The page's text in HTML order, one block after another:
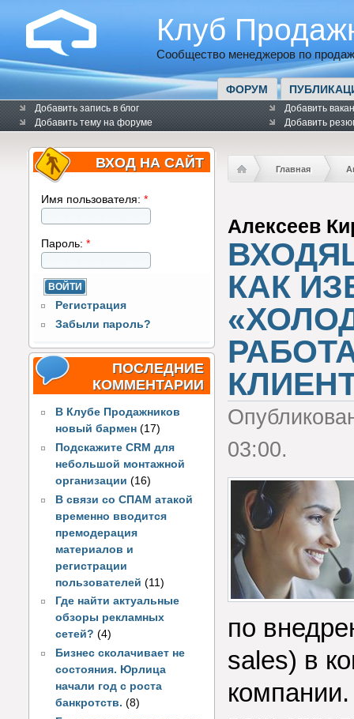
Клуб
Сообщество менеджеров по
ФОРУМ
Добавить запись в блог
Добавить тему на форуме
Добавить
Добавить
ВХОД НА САЙТ
Имя пользователя: *
Пароль: *
Регистрация
Забыли пароль?
ПОСЛЕДНИЕ
КОММЕНТАРИИ
В Клубе Продажников
новый бармен (17)
Подскажите CRM для
небольшой монтажной
организации (16)
В связи со СПАМ атакой
временно вводится
премодерация
материалов и
регистрации
пользователей(11)
Где найти актуальные
обзоры рекламных
сетей? (4)
Бизнес сколачивает не
состояния. Юрлица
начали год с роста
банкротств. (8)
Главная
Алексеев
КАК
03:00.
по
sales) в